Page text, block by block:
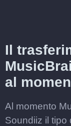
Il
al
Al momento
Soundiiz il tipo